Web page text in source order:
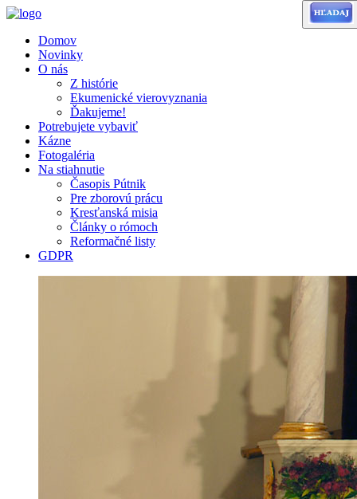
Domov
Novinky
O nás
Z histórie
Ekumenické vierovyznania
Ďakujeme!
Potrebujete vybaviť
Kázne
Fotogaléria
Na stiahnutie
Časopis Pútnik
Pre zborovú prácu
Kresťanská misia
Články o rómoch
Reformačné listy
GDPR